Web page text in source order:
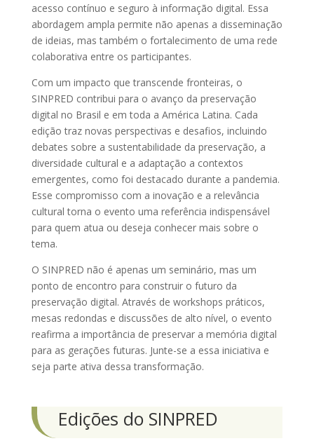
acesso contínuo e seguro à informação digital. Essa
abordagem ampla permite não apenas a disseminação
de ideias, mas também o fortalecimento de uma rede
colaborativa entre os participantes.
Com um impacto que transcende fronteiras, o
SINPRED contribui para o avanço da preservação
digital no Brasil e em toda a América Latina. Cada
edição traz novas perspectivas e desafios, incluindo
debates sobre a sustentabilidade da preservação, a
diversidade cultural e a adaptação a contextos
emergentes, como foi destacado durante a pandemia.
Esse compromisso com a inovação e a relevância
cultural torna o evento uma referência indispensável
para quem atua ou deseja conhecer mais sobre o
tema.
O SINPRED não é apenas um seminário, mas um
ponto de encontro para construir o futuro da
preservação digital. Através de workshops práticos,
mesas redondas e discussões de alto nível, o evento
reafirma a importância de preservar a memória digital
para as gerações futuras. Junte-se a essa iniciativa e
seja parte ativa dessa transformação.
Edições do SINPRED